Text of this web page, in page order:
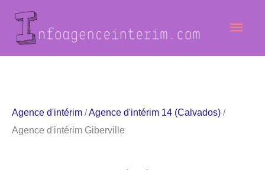
contenu
Agence d'intérim /Agence d'intérim 14 (Calvados) /
Agence d'intérim Giberville